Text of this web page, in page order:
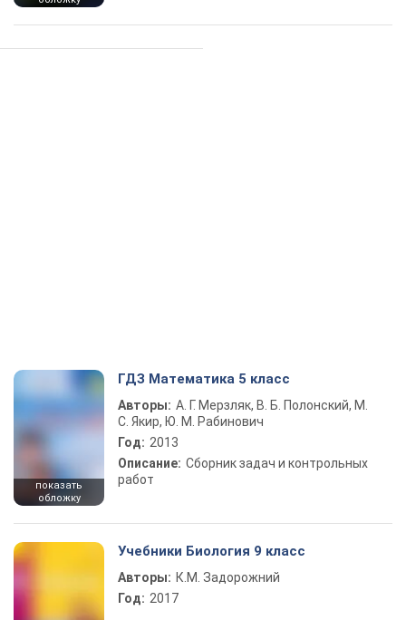
показать
обложку
ГДЗ Математика 5 класс
Авторы: А. Г. Мерзляк, В. Б. Полонский, М.
С. Якир, Ю. М. Рабинович
Год: 2013
Описание: Сборник задач и контрольных
работ
Учебники Биология 9 класс
Авторы: К.М. Задорожний
Год: 2017